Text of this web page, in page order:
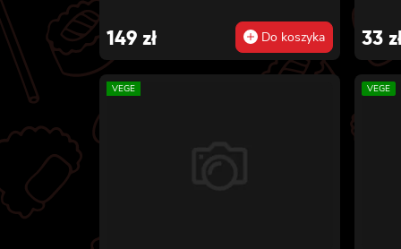
sałatką wakame, 8x hosomaki z
tuńczykiem, 8x hosomaki z
wędzonym tofu, 8x hosomaki z
pieczonym łososiem i 8x hosomaki
149 zł Do koszyka 33
VEGE VEGE